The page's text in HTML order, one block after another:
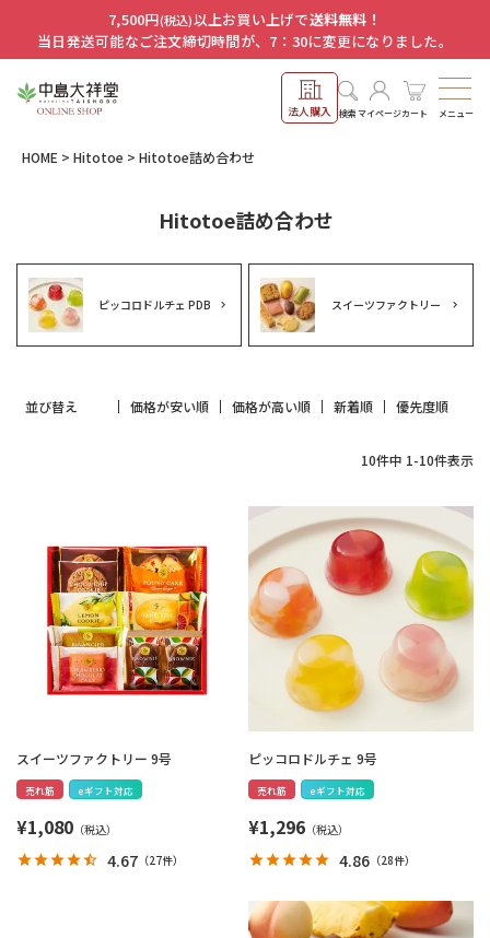
7,500円(税込)以上お買い上げで送料無料！
当日発送可能なご注文締切時間が、7：30に変更になりました。
法人購入 検索マイページカート メニュー
HOME Hitotoe Hitotoe詰め合わせ
Hitotoe詰め合わせ
ピッコロドルチェ PDB スイーツファクトリー
並び替え 価格が安い順 価格が高い順 新着順 優先度順
10件中 1-10件表示
スイーツファクトリー 9号
売れ筋 eギフト対応
¥1,080
4.67 （27件）
ピッコロドルチェ 9号
売れ筋 eギフト対応
¥1,296
4.86 （28件）